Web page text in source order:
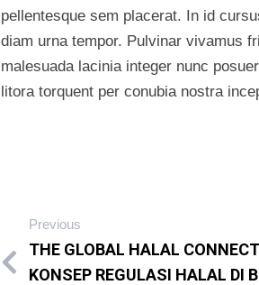
pellentesque sem placerat. In id
diam urna tempor. Pulvinar vivamus
malesuada lacinia integer nunc
litora torquent per conubia nostra
Previous
THE GLOBAL HALAL
KONSEP REGULASI HALAL DI